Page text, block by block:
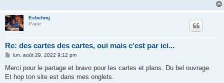
Esbehmj
Pape
Re: des cartes des cartes, oui mais c'est par ici...
M
s
a
lun. août 29, 2022 9:12 pm
Merci pour le partage et bravo pour les cartes et plans. Du bel ouvrage.
Et hop ton site est dans mes onglets.